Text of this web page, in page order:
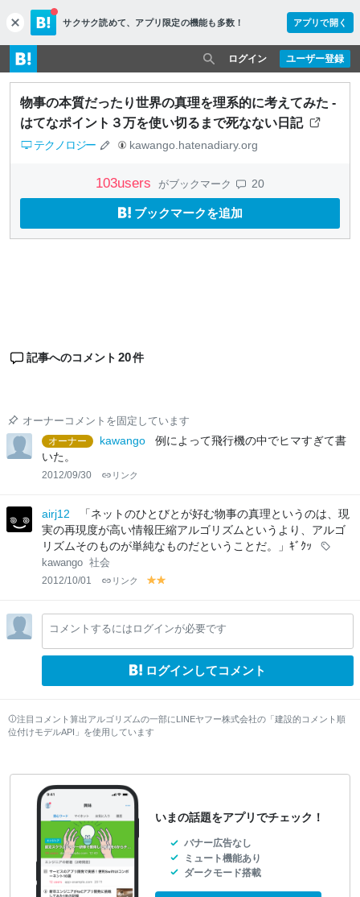
c
l
o
s
e
サクサク読めて、 アプリ限定の機能も多数！ アプリで開く
ユーザー登録
ログイン
物事の本質だったり世界の真理を理系的に考えてみた -
はてなポイント３万を使い切るまで死なない日記
テクノロジー kawango.hatenadiary.org
103users がブックマーク 20
ブックマークを追加
記事へのコメント 20件
オーナーコメントを固定しています
オーナー
kawango
例によって飛行機の中でヒマすぎて書
いた。
2012/09/30 リンク
airj12
「ネットのひとびとが好む物事の真理というのは、現
実の再現度が高い情報圧縮アルゴリズムというより、アルゴ
リズムそのものが単純なものだということだ。」ｷﾞｸｯ
kawango 社会
2012/10/01 リンク
y
lo
w
lo
w
コメントするにはログインが必要です
ログインしてコメント
注目コメント算出アルゴリズムの一部にLINEヤフー株式会社の「建設的コメント順
位付けモデルAPI」を使用しています
いまの話題をアプリでチェック！
バナー広告なし
ミュート機能あり
ダークモード搭載